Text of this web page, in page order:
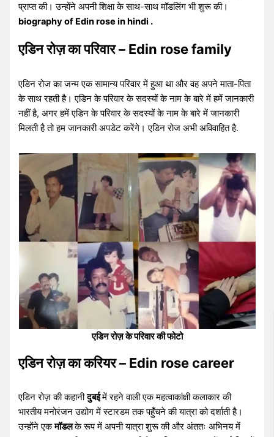
प्राप्त की। उन्होंने अपनी शिक्षा के साथ-साथ मॉडलिंग भी शुरू की।
biography of Edin rose in hindi .
एडिन रोज़ का परिवार – Edin rose family
एडिन रोज का जन्म एक सामान्य परिवार में हुआ था और वह अपने माता-पिता
के साथ रहती है। एडिन के परिवार के सदस्यों के नाम के बारे में हमें जानकारी
नहीं है, अगर हमें एडिन के परिवार के सदस्यों के नाम के बारे में जानकारी
मिलती है तो हम जानकारी अपडेट करेंगे। एडिन रोज अभी अविवाहित है.
एडिन रोज़ के परिवार की फोटो
एडिन रोज़ का करियर – Edin rose career
एडिन रोज़ की कहानीदुबईमें रहने वाली एक महत्वाकांक्षी कलाकार की
भारतीय मनोरंजन उद्योग में स्टारडम तक पहुँचने की यात्रा को दर्शाती है।
उन्होंने एकमॉडलके रूप में अपनी यात्रा शुरू की और अंततः अभिनय में